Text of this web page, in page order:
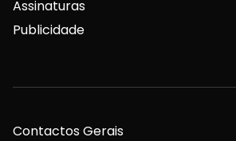
Assinaturas
Publicidade
Contactos Gerais